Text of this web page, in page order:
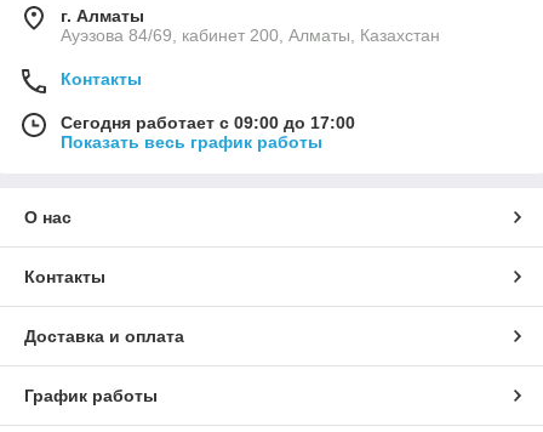
г. Алматы
Ауэзова 84/69, кабинет 200, Алматы, Казахстан
Контакты
Сегодня работает с 09:00 до 17:00
Показать весь график работы
О нас
Контакты
Доставка и оплата
График работы